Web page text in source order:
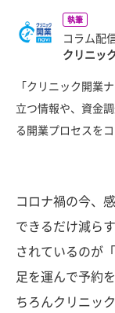
執筆
コラム配
クリニッ
「クリニック開業
立つ情報や、資金
る開業プロセスを
コロナ禍の今、
できるだけ減ら
されているのが
足を運んで予約
ちろんクリニッ